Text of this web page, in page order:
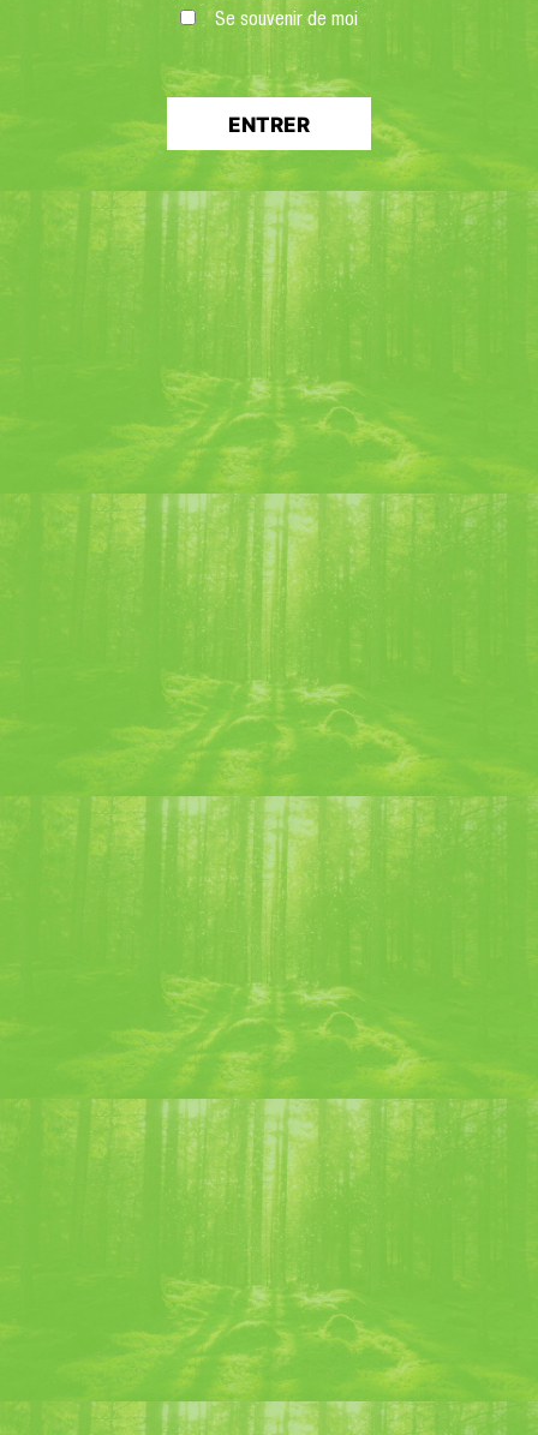
Se souvenir de moi
ENTRER
Lieu de rendez-vous : Site touristique et culturel des
Caves de la Chartreuse
10 Boulevard Edgar Kofler
Âge minimum : 16 ans.
Chartreuse Diffusion
10 Boulevard Edgar Kofler
04.76.05.81.77
La marque CHARTREUSE ®est à l’usage
exclusif de Chartreuse Diffusion S.A. pour
désigner et promouvoir les produits des
Pères Chartreux.
© Photos : tous droits réservés.
Nos offres d’emplois
Information Calories :
voir le site Infos Calories Alcool
L’abus d’alcool est dangereux pour la santé